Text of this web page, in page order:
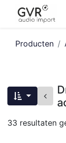
Producten
33 resultaten